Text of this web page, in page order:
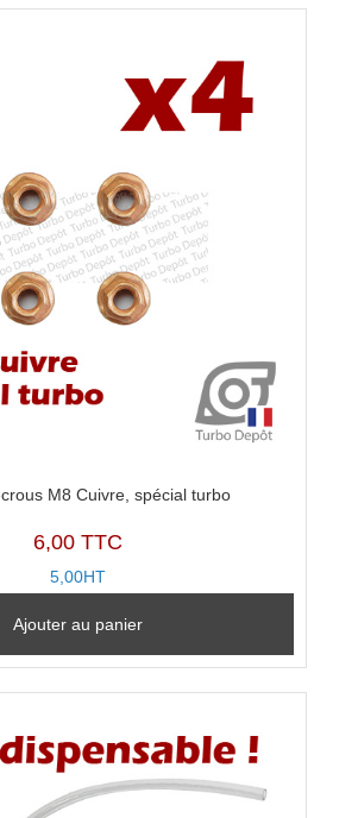
M8 Cuivre, spécial turbo
6,00 TTC
5,00HT
Ajouter au panier